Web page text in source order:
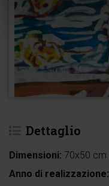
Dettaglio
Dimensioni: 70x50 cm
Anno di realizzazione: